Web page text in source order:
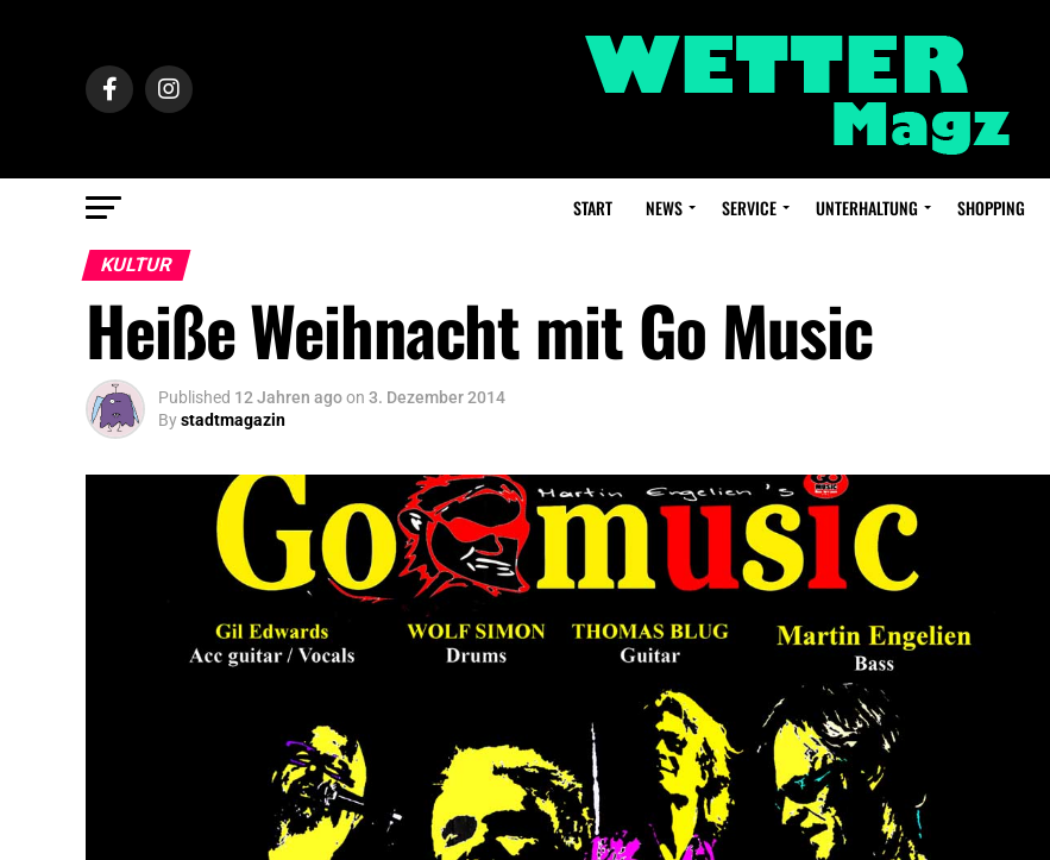
START NEWS SERVICE UNTERHALTUNG SHOPPING
KULTUR
Heiße Weihnacht mit Go Music
Published 12 Jahren agoon 3. Dezember 2014
Bystadtmagazin